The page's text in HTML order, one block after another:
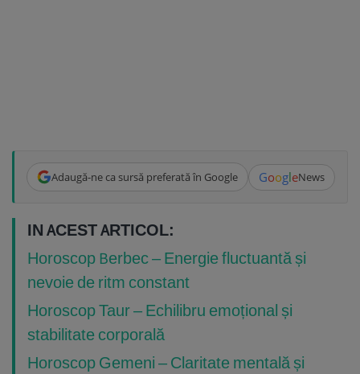
Adaugă-ne ca sursă preferată în Google GoogleNews
IN ACEST ARTICOL:
Horoscop Berbec – Energie fluctuantă și
nevoie de ritm constant
Horoscop Taur – Echilibru emoțional și
stabilitate corporală
Horoscop Gemeni – Claritate mentală și